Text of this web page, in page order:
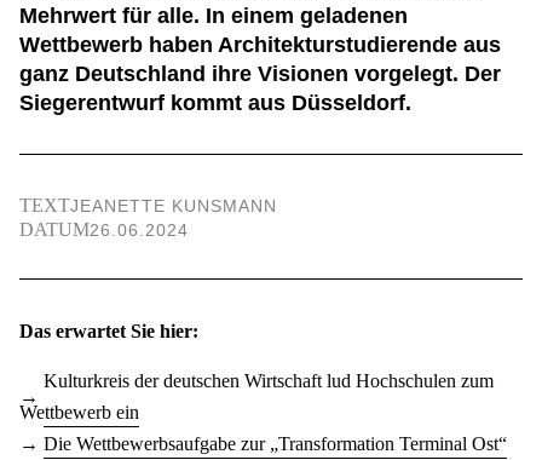
Mehrwert für alle. In einem geladenen
Wettbewerb haben Architekturstudierende aus
ganz Deutschland ihre Visionen vorgelegt. Der
Siegerentwurf kommt aus Düsseldorf.
TEXTJEANETTE KUNSMANN
DATUM26.06.2024
Das erwartet Sie hier:
Kulturkreis der deutschen Wirtschaft lud Hochschulen zum
Wettbewerb ein
Die Wettbewerbsaufgabe zur „Transformation Terminal Ost“